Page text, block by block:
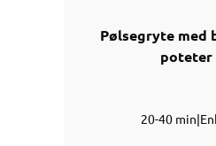
Pølsegryte med
poteter
20-40 min|